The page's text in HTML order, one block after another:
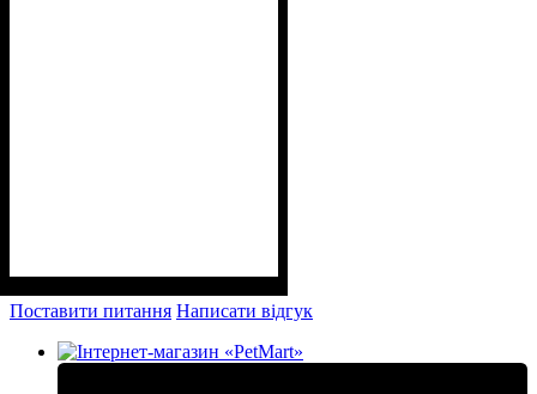
Поставити питання Написати відгук